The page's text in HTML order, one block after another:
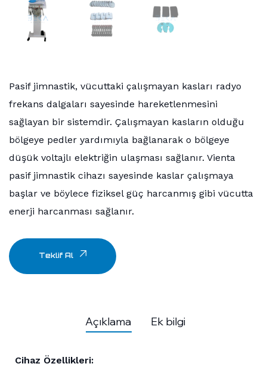
Pasif jimnastik, vücuttaki çalışmayan kasları radyo
frekans dalgaları sayesinde hareketlenmesini
sağlayan bir sistemdir. Çalışmayan kasların olduğu
bölgeye pedler yardımıyla bağlanarak o bölgeye
düşük voltajlı elektriğin ulaşması sağlanır. Vienta
pasif jimnastik cihazı sayesinde kaslar çalışmaya
başlar ve böylece fiziksel güç harcanmış gibi vücutta
enerji harcanması sağlanır.
Teklif Al
Açıklama Ek bilgi
Cihaz Özellikleri: